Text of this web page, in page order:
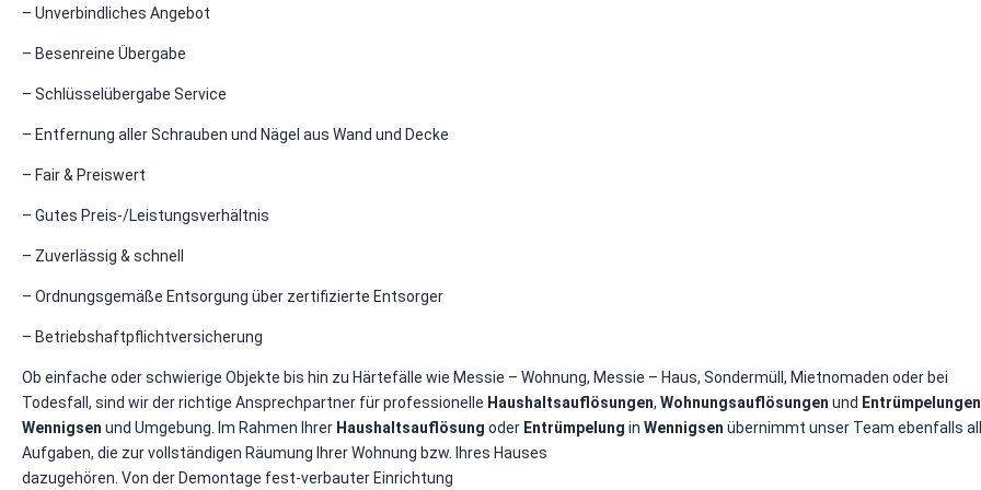
– Unverbindliches Angebot
– Besenreine Übergabe
– Schlüsselübergabe Service
– Entfernung aller Schrauben und Nägel aus Wand und Decke
– Fair & Preiswert
– Gutes Preis-/Leistungsverhältnis
– Zuverlässig & schnell
– Ordnungsgemäße Entsorgung über zertifizierte Entsorger
– Betriebshaftpflichtversicherung
Ob einfache oder schwierige Objekte bis hin zu Härtefälle wie Messie – Wohnung, Messie – Haus, Sondermüll, Mietnomaden oder bei
Todesfall, sind wir der richtige Ansprechpartner für professionelle Haushaltsauflösungen­, Wohnungsauflösungen und Entrümpelungen
Wennigsen und Umgebung. Im Rahmen Ihrer Haushaltsauflösung oder Entrümpelung in Wennigsen übernimmt unser Team ebenfalls
Aufgaben, die zur vollständigen Räumung Ihrer Wohnung bzw. Ihres Hauses
dazugehören. Von der Demontage fest-verbauter Einrichtung